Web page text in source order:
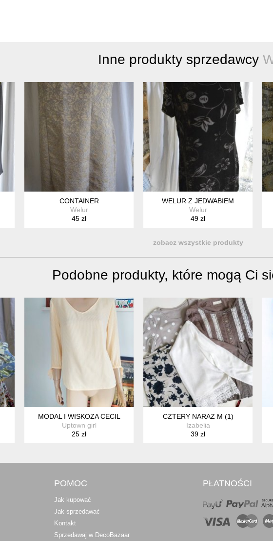
Inne produkty sprzedawcy
CONTAINER
Welur
45 zł
WELUR Z JEDWABIEM
Welur
49 zł
zobacz wszystkie produkty
Podobne produkty, które mogą Ci
MODAL I WISKOZA CECIL
Uptown girl
25 zł
CZTERY NARAZ M (1)
Izabelia
39 zł
POMOC
Jak kupować
Jak sprzedawać
Kontakt
Sprzedawaj w DecoBazaar
PŁATNOŚCI